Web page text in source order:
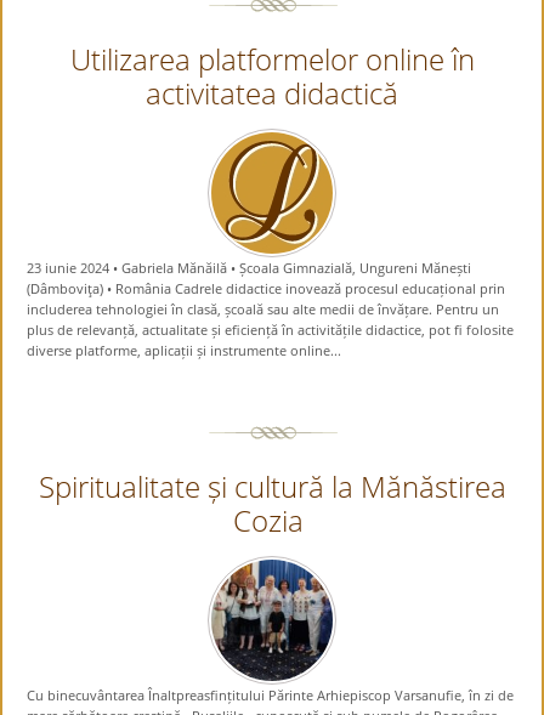
Utilizarea platformelor online în
activitatea didactică
23 iunie 2024 • Gabriela Mănăilă • Școala Gimnazială, Ungureni Mănești
(Dâmboviţa) • România Cadrele didactice inovează procesul educațional prin
includerea tehnologiei în clasă, școală sau alte medii de învățare. Pentru un
plus de relevanță, actualitate și eficiență în activitățile didactice, pot fi folosite
diverse platforme, aplicații și instrumente online...
Spiritualitate și cultură la Mănăstirea
Cozia
Cu binecuvântarea Înaltpreasfințitului Părinte Arhiepiscop Varsanufie, în zi de